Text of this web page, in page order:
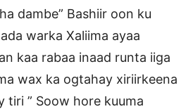
dambe” Bashiir oon ku
warka Xaliima ayaa
kaa rabaa inaad runta iiga
wax ka ogtahay xiriirkeena
tiri ” Soow hore kuuma